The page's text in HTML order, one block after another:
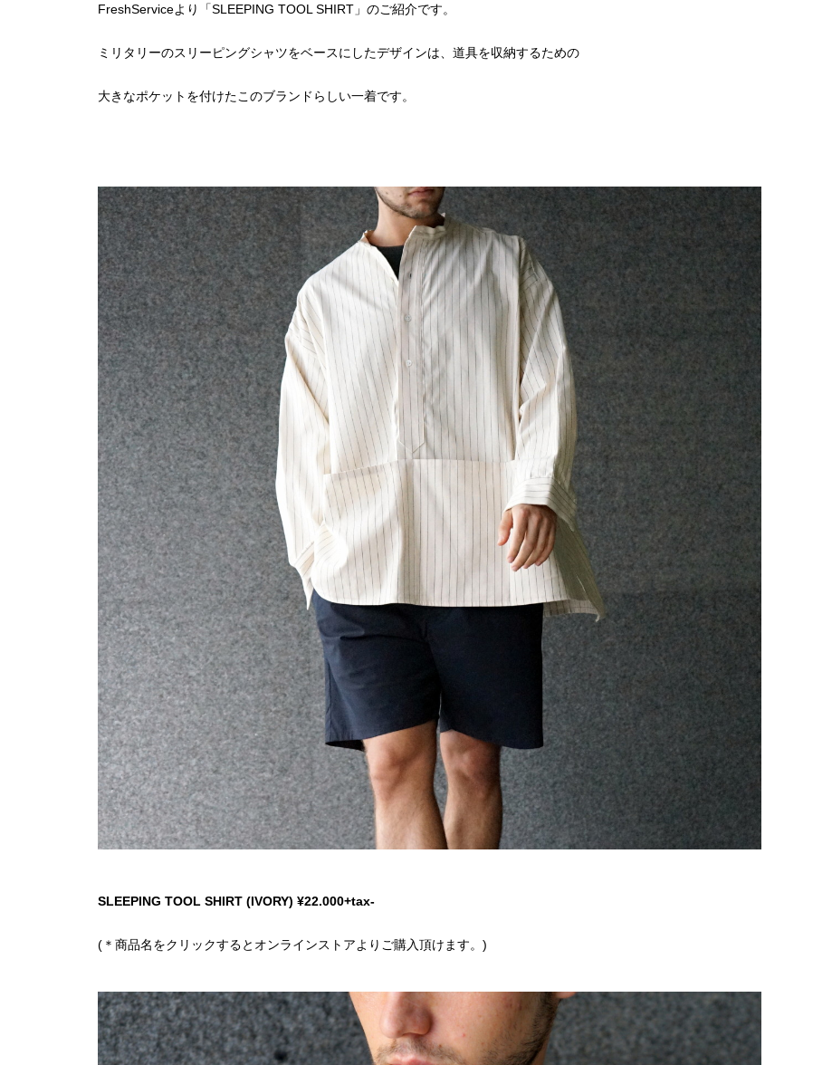
FreshServiceより「SLEEPING TOOL SHIRT」のご紹介です。
ミリタリーのスリーピングシャツをベースにしたデザインは、道具を収納するための
大きなポケットを付けたこのブランドらしい一着です。
SLEEPING TOOL SHIRT (IVORY) ¥22.000+tax-
(＊商品名をクリックするとオンラインストアよりご購入頂けます。)